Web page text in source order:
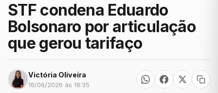
STF condena Eduardo
Bolsonaro por articulação
que gerou tarifaço
Victória Oliveira
16/06/2026 às 18:35